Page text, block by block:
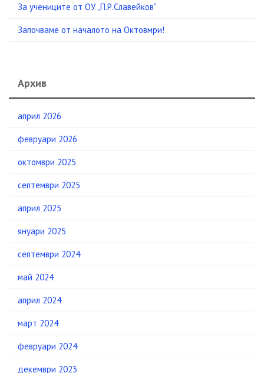
За учениците от ОУ „П.Р.Славейков“
Започваме от началото на Октовмри!
Архив
април 2026
февруари 2026
октомври 2025
септември 2025
април 2025
януари 2025
септември 2024
май 2024
април 2024
март 2024
февруари 2024
декември 2023